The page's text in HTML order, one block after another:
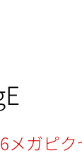
メガピ